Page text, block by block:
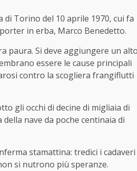
Torino del 10 aprile 1970, cui fa
in erba, Marco Benedetto.
paura. Si deve aggiungere un alto
essere le cause principali
contro la scogliera frangiflutti
gli occhi di decine di migliaia di
nave da poche centinaia di
stamattina: tredici i cadaveri
si nutrono più speranze.